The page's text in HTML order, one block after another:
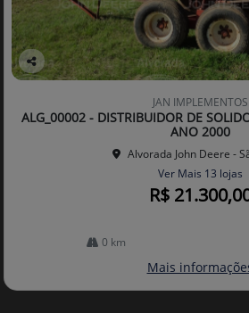
Co
arti
lhe
JAN IMPLEMENTOS
ALG_00002 - DISTRIBUIDOR DE
ANO 2000
Alvorada John Deere -
Ver Mais 13 lojas
R$
0 km
Mais